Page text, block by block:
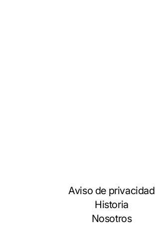
Aviso de privacidad
Historia
Nosotros